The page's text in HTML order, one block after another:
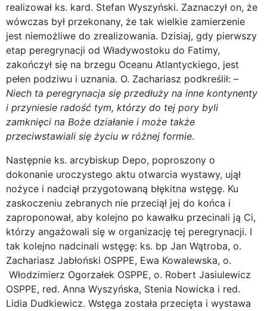
realizował ks. kard. Stefan Wyszyński. Zaznaczył on, że
wówczas był przekonany, że tak wielkie zamierzenie
jest niemożliwe do zrealizowania. Dzisiaj, gdy pierwszy
etap peregrynacji od Władywostoku do Fatimy,
zakończył się na brzegu Oceanu Atlantyckiego, jest
pełen podziwu i uznania. O. Zachariasz podkreślił: –
Niech ta peregrynacja się przedłuży na inne kontynenty
i przyniesie radość tym, którzy do tej pory byli
zamknięci na Boże działanie i może także
przeciwstawiali się życiu w różnej formie.
Następnie ks. arcybiskup Depo, poproszony o
dokonanie uroczystego aktu otwarcia wystawy, ujął
nożyce i nadciął przygotowaną błękitna wstęgę. Ku
zaskoczeniu zebranych nie przeciął jej do końca i
zaproponował, aby kolejno po kawałku przecinali ją Ci,
którzy angażowali się w organizację tej peregrynacji. I
tak kolejno nadcinali wstęgę: ks. bp Jan Wątroba, o.
Zachariasz Jabłoński OSPPE, Ewa Kowalewska, o.
Włodzimierz Ogorzałek OSPPE, o. Robert Jasiulewicz
OSPPE, red. Anna Wyszyńska, Stenia Nowicka i red.
Lidia Dudkiewicz. Wstęga została przecięta i wystawa